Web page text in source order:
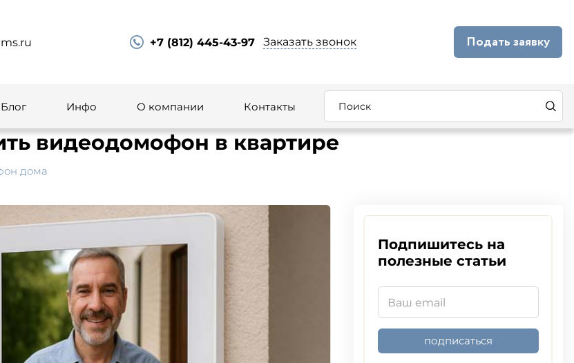
+7 (812) 445-43-97 Заказать звонок Подать заявку
Блог Инфо О компании Контакты
видеодомофон в квартире
дома
Подпишитесь на
полезные статьи
подписаться